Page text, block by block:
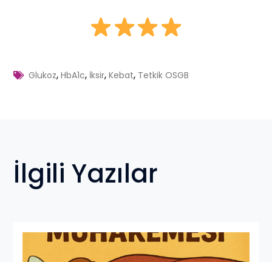
Glukoz,HbA1c, İksir,Kebat, Tetkik OSGB
İlgili Yazılar